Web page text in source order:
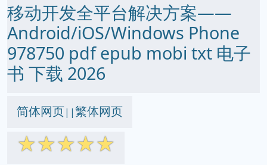
移动开发全平台解决方案——
Android/iOS/Windows Phone
978750 pdf epub mobi txt 电子
书 下载 2026
简体网页||繁体网页
☆☆☆☆☆